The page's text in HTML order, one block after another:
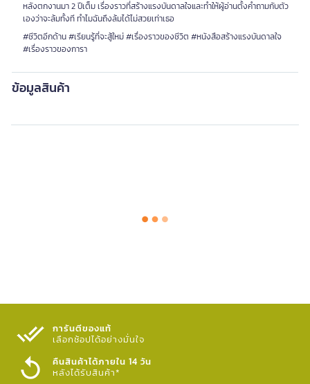
หลังตกงานมา 2 ปีเต็ม เรื่องราวที่สร้างแรงบันดาลใจและทำให้ผู้อ่านตั้งคำถามกับตัว
เองว่าจะล้มทั้งที ทำไมฉันถึงล้มได้ไม่สวยเท่าเธอ
#ชีวิตอีกด้าน #เรียนรู้ที่จะสู้ใหม่ #เรื่องราวของชีวิต #หนังสือสร้างแรงบันดาลใจ
#เรื่องราวของการา
ข้อมูลสินค้า
การันตีของแท้
เลือกช้อปได้อย่างมั่นใจ​
คืนสินค้าได้ภายใน 14 วัน
หลังได้รับสินค้า*